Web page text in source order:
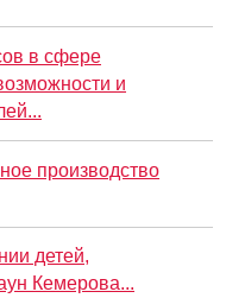
в сфере
и
производство
детей,
Кемерова...